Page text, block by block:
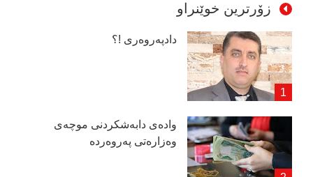
زۆرترین خوێنراو
دادپەروەری !؟
وادەی دابەشكردنی موچەی
وەزارەتی پەروەردە